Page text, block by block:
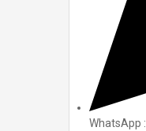
WhatsApp :